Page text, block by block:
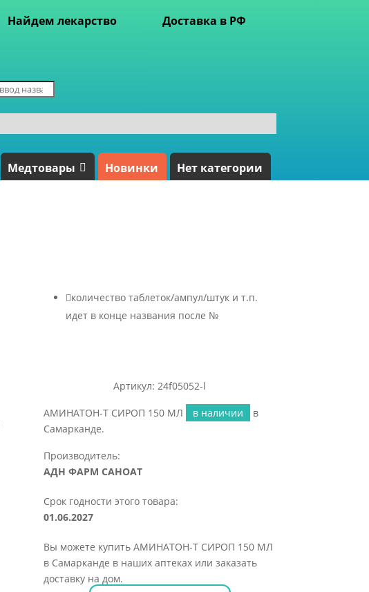
Найдем лекарство Доставка в РФ
Медтовары Новинки Нет категории
количество таблеток/ампул/штук и т.п.
идет в конце названия после №
Артикул: 24f05052-l
АМИНАТОН-Т СИРОП 150 МЛ в наличии
в
Самарканде.
Производитель:
АДН ФАРМ САНОАТ
Срок годности этого товара:
01.06.2027
Вы можете купить АМИНАТОН-Т СИРОП 150 МЛ
в Самарканде в наших аптеках или заказать
доставку на дом.